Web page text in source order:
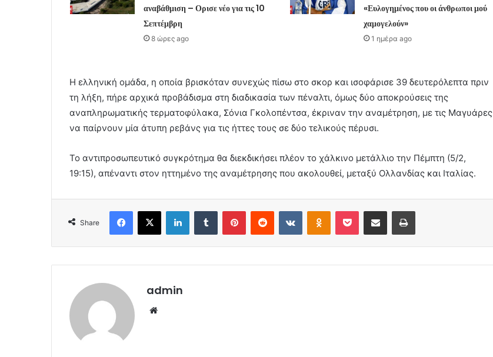
αναβάθμιση – Ορισε νέο για τις 10
Σεπτέμβρη
8 ώρες ago
«Ευλογημένος που οι άνθρωποι μού
χαμογελούν»
1 ημέρα ago
Η ελληνική ομάδα, η οποία βρισκόταν συνεχώς πίσω στο σκορ και ισοφάρισε 39 δευτερόλεπτα πριν
τη λήξη, πήρε αρχικά προβάδισμα στη διαδικασία των πέναλτι, όμως δύο αποκρούσεις της
αναπληρωματικής τερματοφύλακα, Σόνια Γκολοπέντσα, έκριναν την αναμέτρηση, με τις Μαγυάρες
να παίρνουν μία άτυπη ρεβάνς για τις ήττες τους σε δύο τελικούς πέρυσι.
Το αντιπροσωπευτικό συγκρότημα θα διεκδικήσει πλέον το χάλκινο μετάλλιο την Πέμπτη (5/2,
19:15), απέναντι στον ηττημένο της αναμέτρησης που ακολουθεί, μεταξύ Ολλανδίας και Ιταλίας.
Share
Facebook
X LinkedInTumblr PinterestReddit VKontakteOdnoklassniki
Pocket Share via Email Print
admin